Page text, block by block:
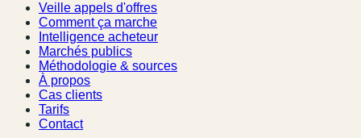
Veille appels d'offres
Comment ça marche
Intelligence acheteur
Marchés publics
Méthodologie & sources
À propos
Cas clients
Tarifs
Contact